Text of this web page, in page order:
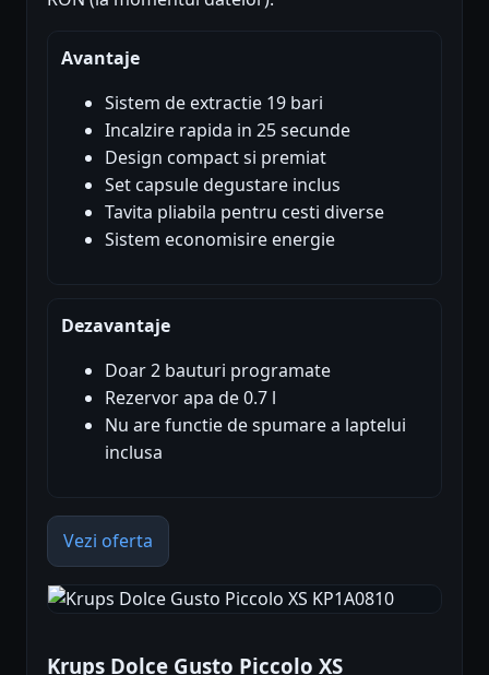
Avantaje
Sistem de extractie 19 bari
Incalzire rapida in 25 secunde
Design compact si premiat
Set capsule degustare inclus
Tavita pliabila pentru cesti diverse
Sistem economisire energie
Dezavantaje
Doar 2 bauturi programate
Rezervor apa de 0.7 l
Nu are functie de spumare a laptelui
inclusa
Vezi oferta
Krups Dolce Gusto Piccolo XS